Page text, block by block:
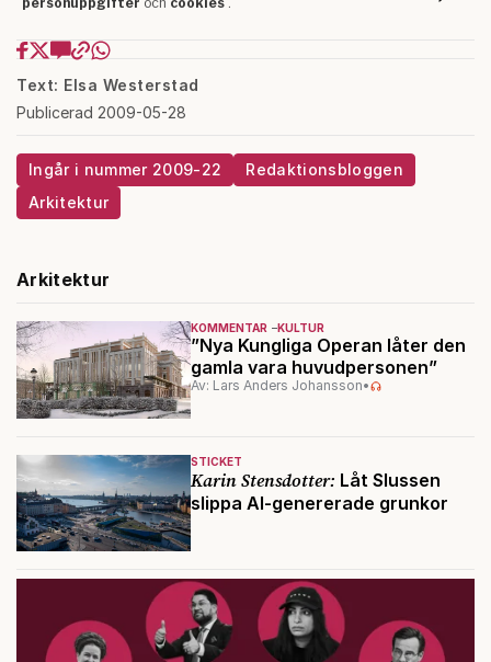
Text: Elsa Westerstad
Publicerad 2009-05-28
Ingår i nummer 2009-22
Redaktionsbloggen
Arkitektur
Arkitektur
KOMMENTAR KULTUR
”Nya Kungliga Operan låter den
gamla vara huvudpersonen”
Av: Lars Anders Johansson•
STICKET
Karin Stensdotter: Låt Slussen
slippa AI-genererade grunkor